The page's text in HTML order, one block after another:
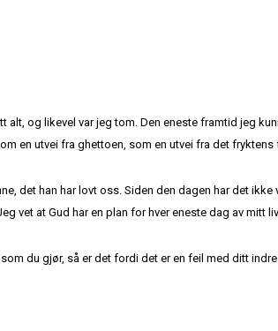
og likevel var jeg tom. Den eneste framtid jeg
en utvei fra ghettoen, som en utvei fra det fryktens
det han har lovt oss. Siden den dagen har det ikke
vet at Gud har en plan for hver eneste dag av mitt
du gjør, så er det fordi det er en feil med ditt